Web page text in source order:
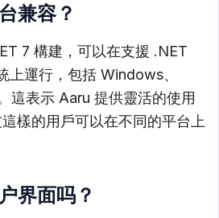
兼容？
7 構建，可以在支援 .NET
上運行，包括 Windows、
這表示 Aaru 提供靈活的使用
樣的用戶可以在不同的平台上
界面吗？